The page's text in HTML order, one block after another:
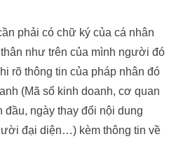
phải có chữ ký của cá nhân
như trên của mình người đó
rõ thông tin của pháp nhân đó
(Mã số kinh doanh, cơ quan
đầu, ngày thay đổi nội dung
đại diện…) kèm thông tin về